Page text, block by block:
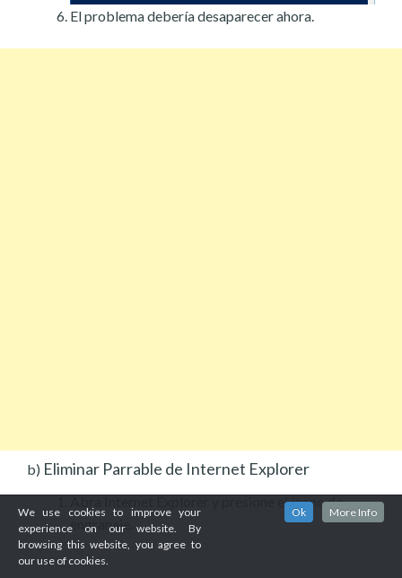
El problema debería desaparecer ahora.
b) Eliminar Parrable de Internet Explorer
Abra Internet Explorer y presione el icono de
engranaje.
We use cookies to improve your
experience on our website. By
browsing this website, you agree to
our use of cookies.
Ok More Info